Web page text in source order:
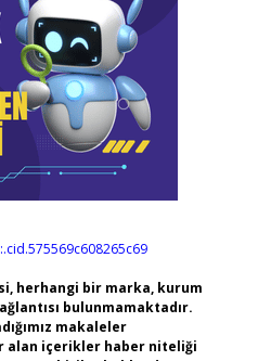
herhangi bir marka, kurum
bulunmamaktadır.
makaleler
alan içerikler haber niteliği